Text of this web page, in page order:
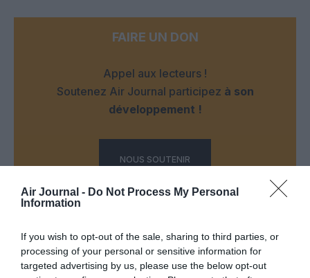
Air Journal - Do Not Process My Personal
Information
If you wish to opt-out of the sale, sharing to third parties, or
processing of your personal or sensitive information for
targeted advertising by us, please use the below opt-out
FAIRE UN DON
Appel aux lecteurs !
Soutenez Air Journal participez à son
développement !
NOUS SOUTENIR
DERNIERS COMMENTAIRES